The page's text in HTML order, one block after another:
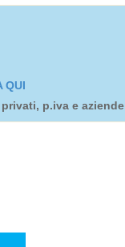
QUI
privati, p.iva e aziende